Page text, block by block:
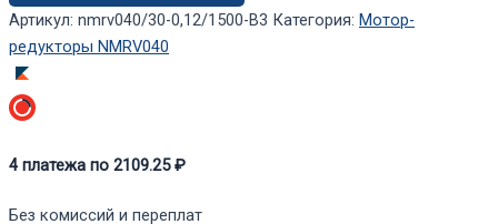
0,12/1500-
B3
Артикул: nmrv040/30-0,12/1500-B3 Категория: Мотор-
редукторы NMRV040
4 платежа по 2109.25₽
Без комиссий и переплат